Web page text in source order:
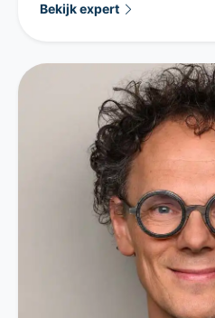
Bekijk expert